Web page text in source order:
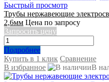
Быстрый просмотр
Трубы нержавеющие
2,6мм Цена по запросу
Запросить цену
Подробнее
Купить в 1 клик Сравнение
В избранное
В